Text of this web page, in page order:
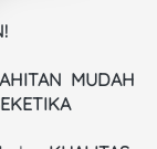
MUDAH